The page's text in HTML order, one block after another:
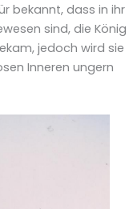
bekannt, dass in ihr
sind, die König
jedoch wird sie
Inneren ungern